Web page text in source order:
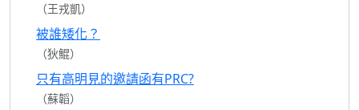
（王戎凱）
被誰矮化？
（狄鯤）
只有高明見的邀請函有PRC?
（蘇韜）